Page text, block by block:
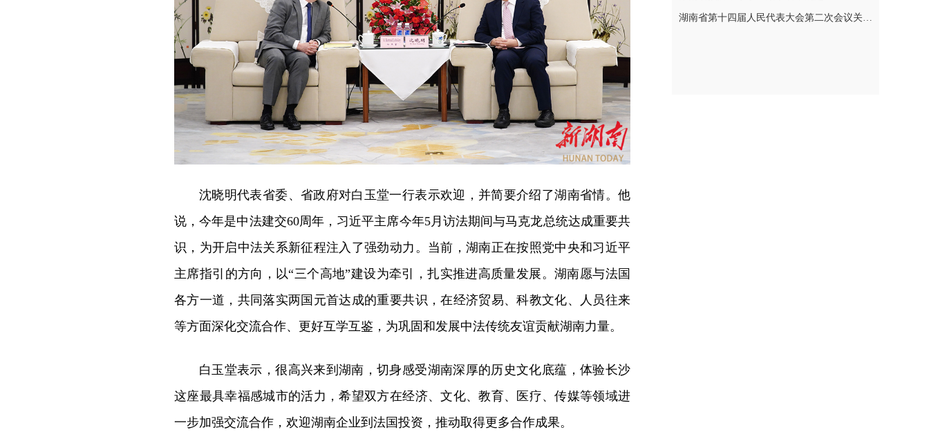
沈晓明代表省委、省政府对白玉堂一行表示欢迎，并简要介绍了湖南省情。他
说，今年是中法建交60周年，习近平主席今年5月访法期间与马克龙总统达成重要共
识，为开启中法关系新征程注入了强劲动力。当前，湖南正在按照党中央和习近平
主席指引的方向，以“三个高地”建设为牵引，扎实推进高质量发展。湖南愿与法国
各方一道，共同落实两国元首达成的重要共识，在经济贸易、科教文化、人员往来
等方面深化交流合作、更好互学互鉴，为巩固和发展中法传统友谊贡献湖南力量。
白玉堂表示，很高兴来到湖南，切身感受湖南深厚的历史文化底蕴，体验长沙
这座最具幸福感城市的活力，希望双方在经济、文化、教育、医疗、传媒等领域进
一步加强交流合作，欢迎湖南企业到法国投资，推动取得更多合作成果。
湖南省第十四届人民代表大会第二次会议关于湖南省人民代表大会常务委员会工作报告的决议